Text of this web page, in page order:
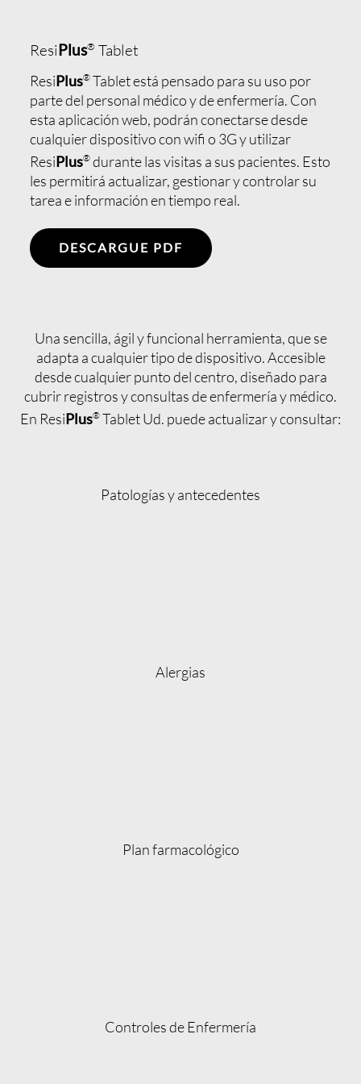
ResiPlus® Tablet
ResiPlus® Tablet está pensado para su uso por
parte del personal médico y de enfermería. Con
esta aplicación web, podrán conectarse desde
cualquier dispositivo con wifi o 3G y utilizar
ResiPlus® durante las visitas a sus pacientes. Esto
les permitirá actualizar, gestionar y controlar su
tarea e información en tiempo real.
DESCARGUE PDF
Una sencilla, ágil y funcional herramienta, que se
adapta a cualquier tipo de dispositivo. Accesible
desde cualquier punto del centro, diseñado para
cubrir registros y consultas de enfermería y médico.
En ResiPlus® Tablet Ud. puede actualizar y consultar:
Patologías y antecedentes
Alergias
Plan farmacológico
Controles de Enfermería